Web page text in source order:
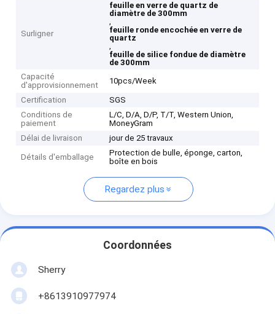
Surligner
feuille en verre de quartz de
diamètre de 300mm
,
feuille ronde encochée en verre de
quartz
,
feuille de silice fondue de diamètre
de 300mm
Capacité
d'approvisionnement
10pcs/Week
Certification
SGS
Conditions de
paiement
L/C, D/A, D/P, T/T, Western Union,
MoneyGram
Délai de livraison
jour de 25 travaux
Détails d'emballage
Protection de bulle, éponge, carton,
boîte en bois
Regardez plus
Coordonnées
Sherry
+8613910977974